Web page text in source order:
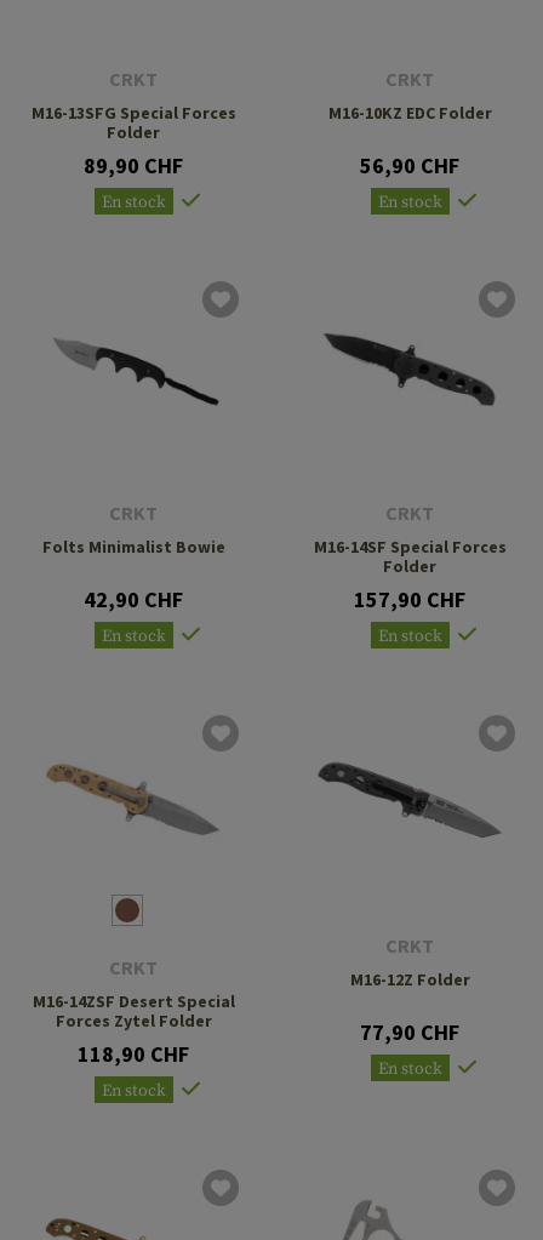
CRKT
M16-13SFG Special Forces
Folder
89,90 CHF
En stock
CRKT
M16-10KZ EDC Folder
56,90 CHF
En stock
CRKT
Folts Minimalist Bowie
42,90 CHF
En stock
CRKT
M16-14SF Special Forces
Folder
157,90 CHF
En stock
CRKT
M16-14ZSF Desert Special
Forces Zytel Folder
118,90 CHF
En stock
CRKT
M16-12Z Folder
77,90 CHF
En stock